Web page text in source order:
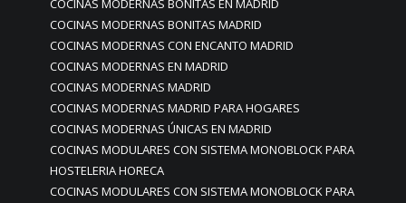
COCINAS MODERNAS BONITAS EN MADRID
COCINAS MODERNAS BONITAS MADRID
COCINAS MODERNAS CON ENCANTO MADRID
COCINAS MODERNAS EN MADRID
COCINAS MODERNAS MADRID
COCINAS MODERNAS MADRID PARA HOGARES
COCINAS MODERNAS ÚNICAS EN MADRID
COCINAS MODULARES CON SISTEMA MONOBLOCK PARA
HOSTELERIA HORECA
COCINAS MODULARES CON SISTEMA MONOBLOCK PARA